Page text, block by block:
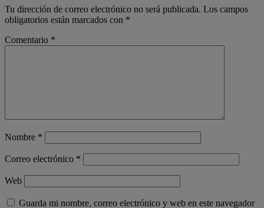
Tu dirección de correo electrónico no será publicada. Los campos
obligatorios están marcados con *
Comentario *
Nombre *
Correo electrónico *
Web
Guarda mi nombre, correo electrónico y web en este navegador